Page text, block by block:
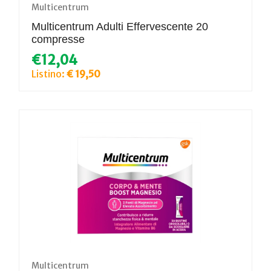
Multicentrum
Multicentrum Adulti Effervescente 20
compresse
€12,04
Listino: € 19,50
Multicentrum